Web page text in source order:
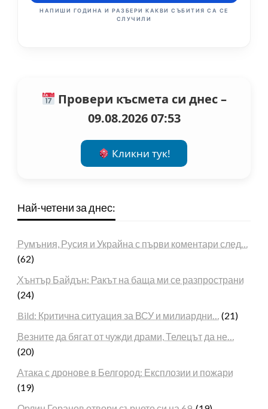
НАПИШИ ГОДИНА И РАЗБЕРИ КАКВИ СЪБИТИЯ СА СЕ
СЛУЧИЛИ
Провери късмета си днес –
09.08.2026 07:53
Кликни тук!
Най-четени за днес:
Румъния, Русия и Украйна с първи коментари след…
(62)
Хънтър Байдън: Ракът на баща ми се разпространи
(24)
Bild: Критична ситуация за ВСУ и милиардни… (21)
Везните да бягат от чужди драми, Телецът да не…
(20)
Атака с дронове в Белгород: Експлозии и пожари
(19)